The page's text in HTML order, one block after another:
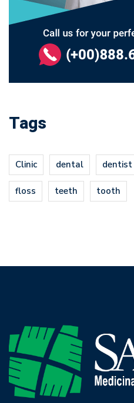
Tags
Clinic dental dentist
floss teeth tooth